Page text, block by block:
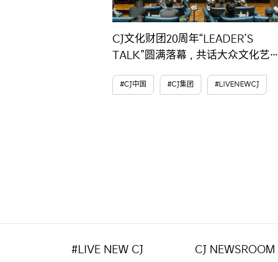
CJ文化财团20周年“LEADER’S
TALK”圆满落幕，共话大众文化艺术
#CJ中国 #CJ集团 #LIVENEWCJ
#LIVE NEW CJ CJ NEWSROOM